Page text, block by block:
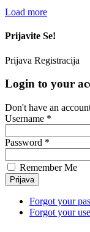
Load more
Prijavite Se!
Prijava Registracija
Login to your
Don't have an
Username *
Password *
Remember Me
Forgot your
Forgot your